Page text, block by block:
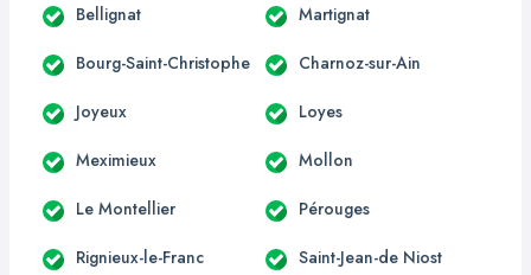
Bellignat Martignat
Bourg-Saint-Christophe Charnoz-sur-Ain
Joyeux Loyes
Meximieux Mollon
Le Montellier Pérouges
Rignieux-le-Franc Saint-Jean-de Niost